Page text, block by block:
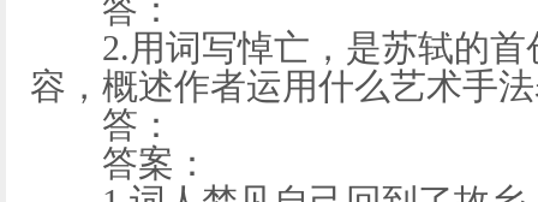
答：
2.用词写悼亡，是苏轼的首
容，概述作者运用什么艺术手
答：
答案：